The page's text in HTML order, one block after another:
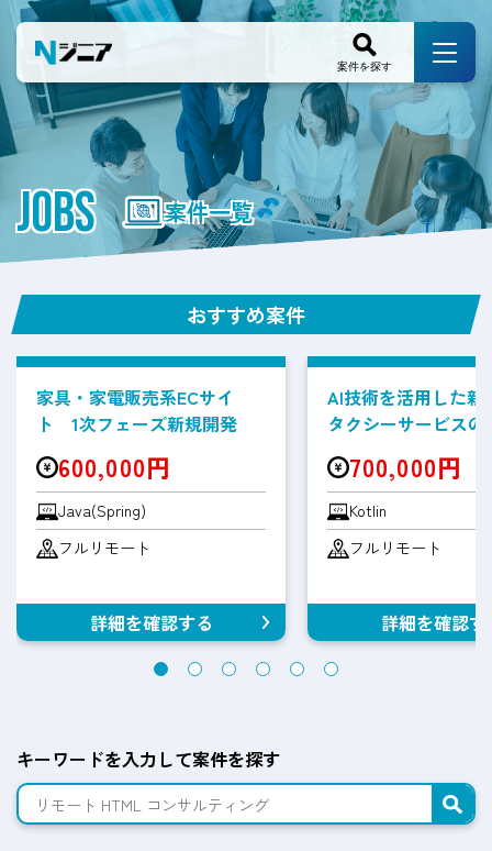
JOBS 案件一覧
おすすめ案件
家具・家電販売系ECサイ
ト 1次フェーズ新規開発
600,000円
Java(Spring)
フルリモート
詳細を確認する
AI技術を活用した新
タクシーサービスの
案件700,000円
Kotlin
フルリモート
詳細を確認す
キーワードを入力して案件を探す